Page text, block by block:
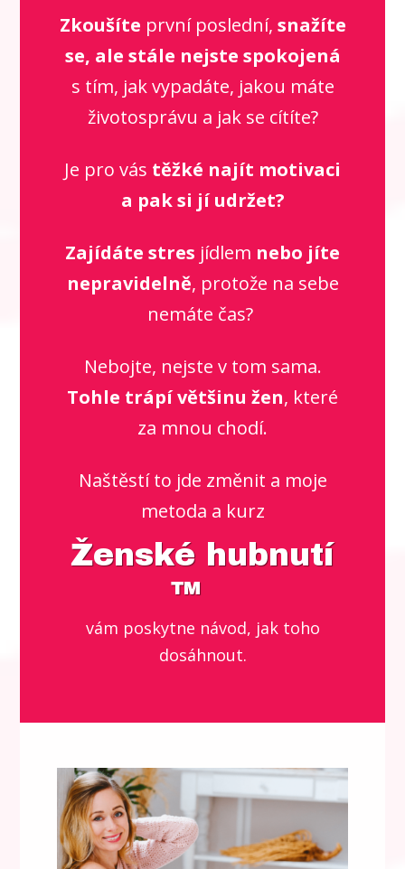
Zkoušíte první poslední, snažíte
se, ale stále nejste spokojená
s tím, jak vypadáte, jakou máte
životosprávu a jak se cítíte?
Je pro vás těžké najít motivaci
a pak si jí udržet?
Zajídáte stres jídlem nebo jíte
nepravidelně, protože na sebe
nemáte čas?
Nebojte, nejste v tom sama.
Tohle trápí většinu žen, které
za mnou chodí.
Naštěstí to jde změnit a moje
metoda a kurz
Ženské hubnutí
™
vám poskytne návod, jak toho
dosáhnout.